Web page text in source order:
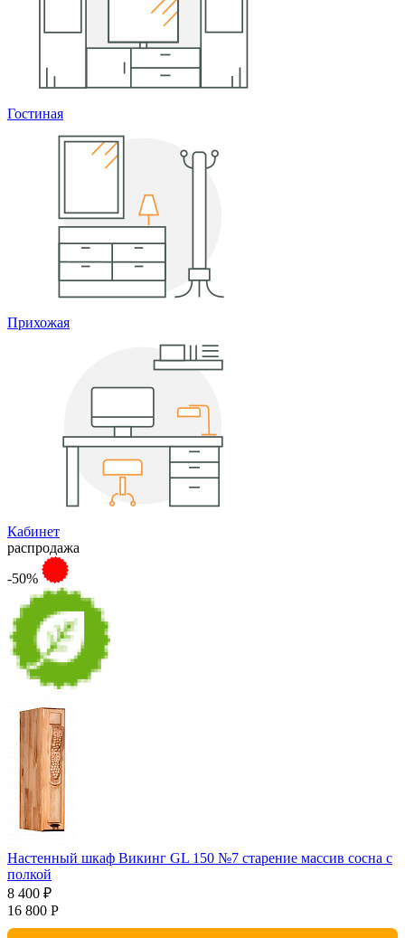
Гостиная
Прихожая
Кабинет
распродажа
-50%
Настенный шкаф Викинг GL 150 №7 старение массив сосна с
полкой
8 400 ₽
16 800 Р